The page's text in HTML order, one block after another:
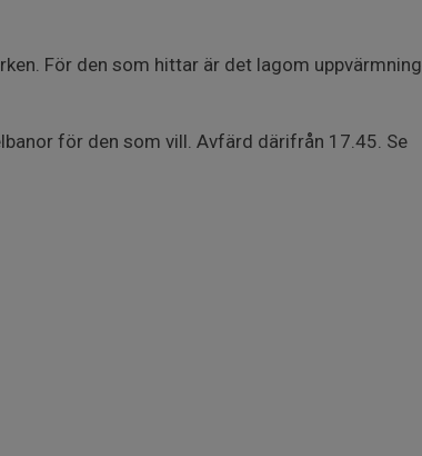
För den som hittar är det lagom uppvärmning
för den som vill. Avfärd därifrån 17.45. Se